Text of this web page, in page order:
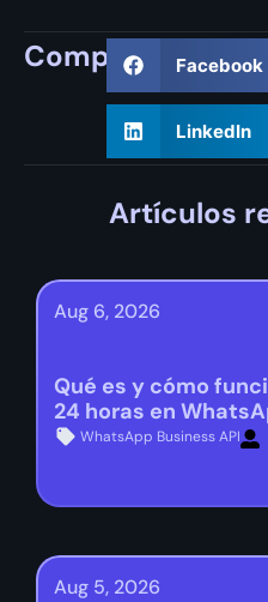
Compartir Facebook
LinkedIn
Artículos
Aug 6, 2026
Qué es y cómo
24 horas en
WhatsApp Business API
Aug 5, 2026